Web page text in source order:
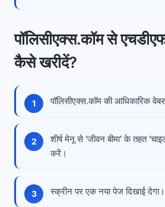
पॉलिसीएक्स.कॉम से
कैसे खरीदें?
पॉलिसीएक्स.कॉम की आधिकारिक
शीर्ष मेनू से 'जीवन बीमा' के तहत
करें।
स्क्रीन पर एक नया पेज दिखाई देगा।